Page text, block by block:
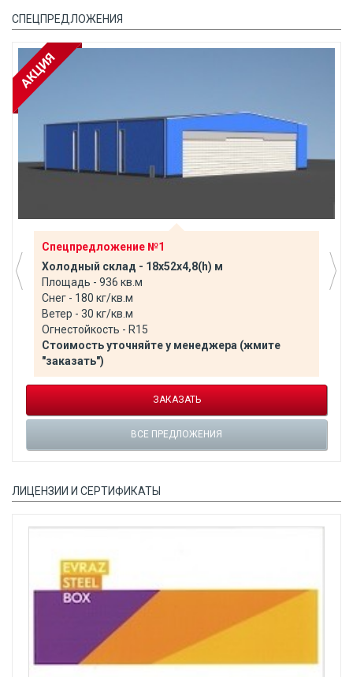
СПЕЦПРЕДЛОЖЕНИЯ
Спецпредложение №1
Холодный склад - 18х52х4,8(h) м
Площадь - 936 кв.м
Снег - 180 кг/кв.м
Ветер - 30 кг/кв.м
Огнестойкость - R15
Стоимость уточняйте у менеджера (жмите
"заказать")
ЗАКАЗАТЬ
ВСЕ ПРЕДЛОЖЕНИЯ
ЛИЦЕНЗИИ И СЕРТИФИКАТЫ